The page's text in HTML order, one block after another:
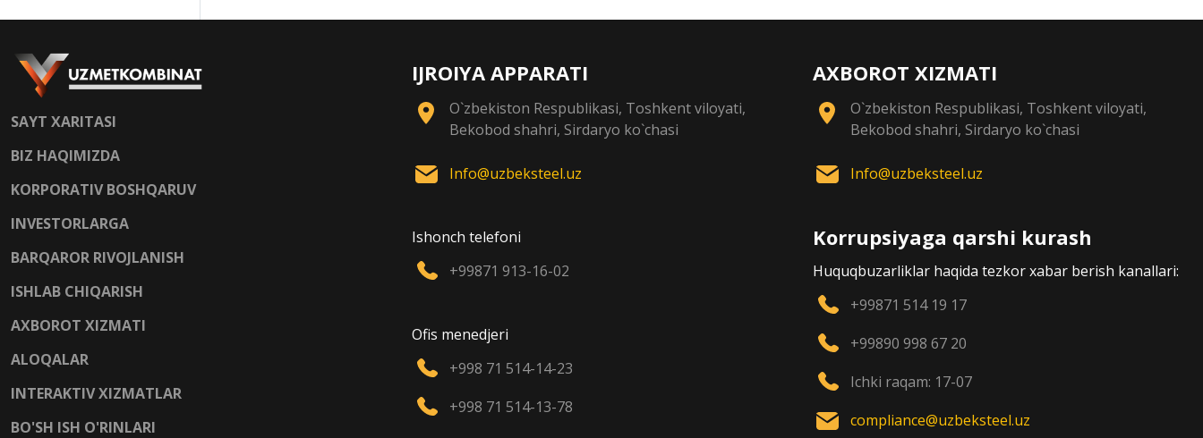
SAYT XARITASI
BIZ HAQIMIZDA
KORPORATIV BOSHQARUV
INVESTORLARGA
BARQAROR RIVOJLANISH
ISHLAB CHIQARISH
AXBOROT XIZMATI
ALOQALAR
INTERAKTIV XIZMATLAR
BO'SH ISH O'RINLARI
IJROIYA APPARATI
O`zbekiston Respublikasi, Toshkent viloyati,
Bekobod shahri, Sirdaryo ko`chasi
Info@uzbeksteel.uz
Ishonch telefoni
+99871 913-16-02
Ofis menedjeri
+998 71 514-14-23
+998 71 514-13-78
AXBOROT XIZMATI
O`zbekiston Respublikasi, Toshkent viloyati,
Bekobod shahri, Sirdaryo ko`chasi
Info@uzbeksteel.uz
Korrupsiyaga qarshi kurash
Huquqbuzarliklar haqida tezkor xabar berish kanallari:
+99871 514 19 17
+99890 998 67 20
Ichki raqam: 17-07
compliance@uzbeksteel.uz